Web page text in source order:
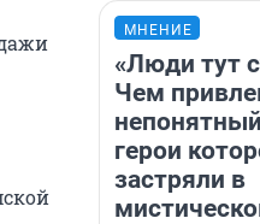
МНЕНИЕ
«Люди тут
Чем
герои
застряли в